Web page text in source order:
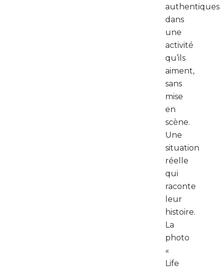
authentiques
dans
une
activité
qu’ils
aiment,
sans
mise
en
scène.
Une
situation
réelle
qui
raconte
leur
histoire.
La
photo
«
Life